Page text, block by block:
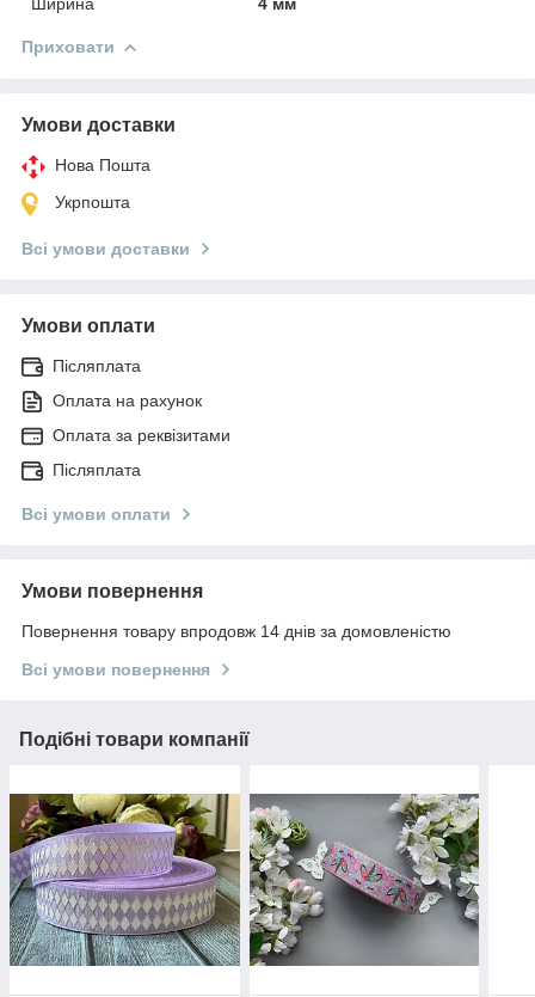
Приховати
Умови доставки
Нова Пошта
Укрпошта
Всі умови доставки
Умови оплати
Післяплата
Оплата на рахунок
Оплата за реквізитами
Післяплата
Всі умови оплати
Умови повернення
Повернення товару впродовж 14 днів за домовленістю
Всі умови повернення
Подібні товари компанії